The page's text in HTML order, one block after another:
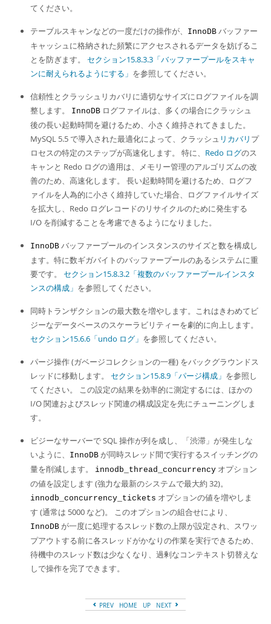
てください。
テーブルスキャンなどの一度だけの操作が、 InnoDB バッファー
キャッシュに格納された頻繁にアクセスされるデータを妨げるこ
とを防ぎます。 セクション15.8.3.3「バッファープールをスキャ
ンに耐えられるようにする」 を参照してください。
信頼性とクラッシュリカバリに適切なサイズにログファイルを調
整します。
InnoDB ログファイルは、多くの場合にクラッシュ
後の長い起動時間を避けるため、小さく維持されてきました。
MySQL 5.5 で導入された最適化によって、クラッシュ リカバリ プ
ロセスの特定のステップが高速化します。 特に、 Redo ログのス
キャンと Redo ログの適用は、メモリー管理のアルゴリズムの改
善のため、高速化します。 長い起動時間を避けるため、ログフ
ァイルを人為的に小さく維持していた場合、ログファイルサイズ
を拡大し、Redo ログレコードのリサイクルのために発生する
I/O を削減することを考慮できるようになりました。
InnoDB バッファープールのインスタンスのサイズと数を構成し
ます。特に数ギガバイトのバッファープールのあるシステムに重
要です。 セクション15.8.3.2「複数のバッファープールインスタ
ンスの構成」 を参照してください。
同時トランザクションの最大数を増やします。これはきわめてビ
ジーなデータベースのスケーラビリティーを劇的に向上します。
セクション15.6.6「undo ログ」 を参照してください。
パージ操作 (ガベージコレクションの一種) をバックグラウンドス
レッドに移動します。 セクション15.8.9「パージ構成」 を参照し
てください。 この設定の結果を効率的に測定するには、ほかの
I/O 関連およびスレッド関連の構成設定を先にチューニングしま
す。
ビジーなサーバーで SQL 操作が列を成し、 「渋滞 」 が発生しな
いように、
InnoDB が同時スレッド間で実行するスイッチングの
量を削減します。
innodb_thread_concurrency オプション
の値を設定します (強力な最新のシステムで最大約 32)。
innodb_concurrency_tickets オプションの値を増やしま
す (通常は 5000 など)。 このオプションの組合せにより、
InnoDB が一度に処理するスレッド数の上限が設定され、スワッ
プアウトする前に各スレッドがかなりの作業を実行できるため、
待機中のスレッド数は少なくなり、過剰なコンテキスト切替えな
しで操作を完了できます。
PREV HOME UP NEXT